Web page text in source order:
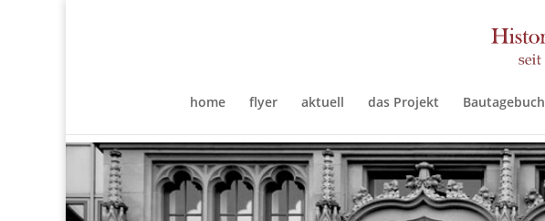
home flyer aktuell das Projekt Bautagebuch